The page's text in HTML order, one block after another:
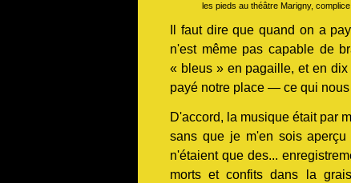
les pieds au théâtre Marigny,
Il faut dire que quand on a
n'est même pas capable de
« bleus » en pagaille, et en
payé notre place — ce qui
D'accord, la musique était par
sans que je m'en sois
n'étaient que des...
morts et confits dans la